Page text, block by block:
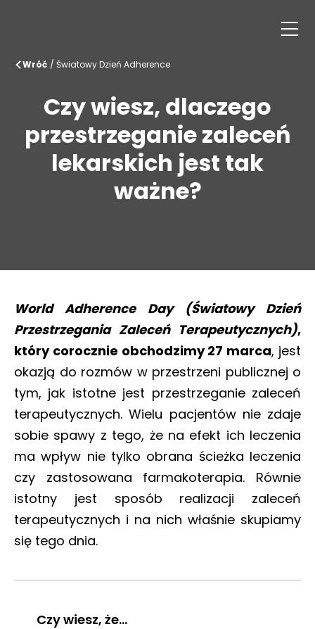
Wróć / Światowy Dzień Adherence
Czy wiesz, dlaczego
przestrzeganie zaleceń
lekarskich jest tak
ważne?
World Adherence Day (Światowy Dzień
Przestrzegania Zaleceń Terapeutycznych),
który corocznie obchodzimy 27 marca, jest
okazją do rozmów w przestrzeni publicznej o
tym, jak istotne jest przestrzeganie zaleceń
terapeutycznych. Wielu pacjentów nie zdaje
sobie spawy z tego, że na efekt ich leczenia
ma wpływ nie tylko obrana ścieżka leczenia
czy zastosowana farmakoterapia. Równie
istotny jest sposób realizacji zaleceń
terapeutycznych i na nich właśnie skupiamy
się tego dnia.
Czy wiesz, że...